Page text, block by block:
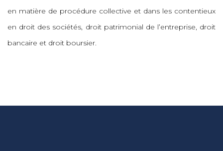
en matière de procédure collective et dans les contentieux
en droit des sociétés, droit patrimonial de l’entreprise, droit
bancaire et droit boursier.